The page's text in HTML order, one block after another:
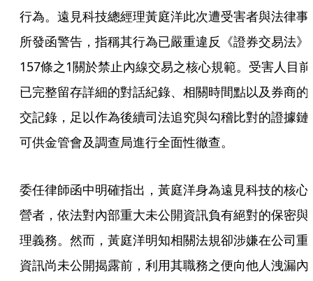
行為。遠見科技總經理黃庭洋此次遭受害者與法律事
所發函警告，指稱其行為已嚴重違反《證券交易法》
157條之1關於禁止內線交易之核心規範。受害人目前
已完整留存詳細的對話紀錄、相關時間點以及券商的
交記錄，足以作為後續司法追究與勾稽比對的證據鏈
可供金管會及調查局進行全面性徹查。
委任律師函中明確指出，黃庭洋身為遠見科技的核心
營者，依法對內部重大未公開資訊負有絕對的保密與
理義務。然而，黃庭洋明知相關法規卻涉嫌在公司重
資訊尚未公開揭露前，利用其職務之便向他人洩漏內